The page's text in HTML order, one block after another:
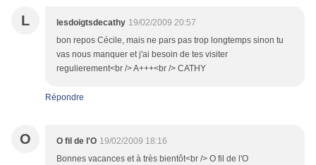
L lesdoigtsdecathy 19/02/2009 20:57
bon repos Cécile, mais ne pars pas trop longtemps sinon tu
vas nous manquer et j'ai besoin de tes visiter
regulierement<br /> A+++<br /> CATHY
Répondre
O O fil de l'O 19/02/2009 18:16
Bonnes vacances et à très bientôt<br /> O fil de l'O